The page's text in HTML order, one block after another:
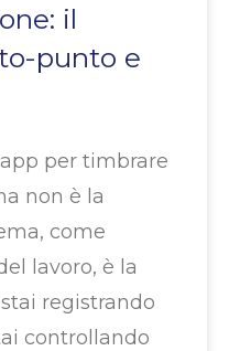
il
punto e
per timbrare
non è la
come
lavoro, è la
registrando
controllando